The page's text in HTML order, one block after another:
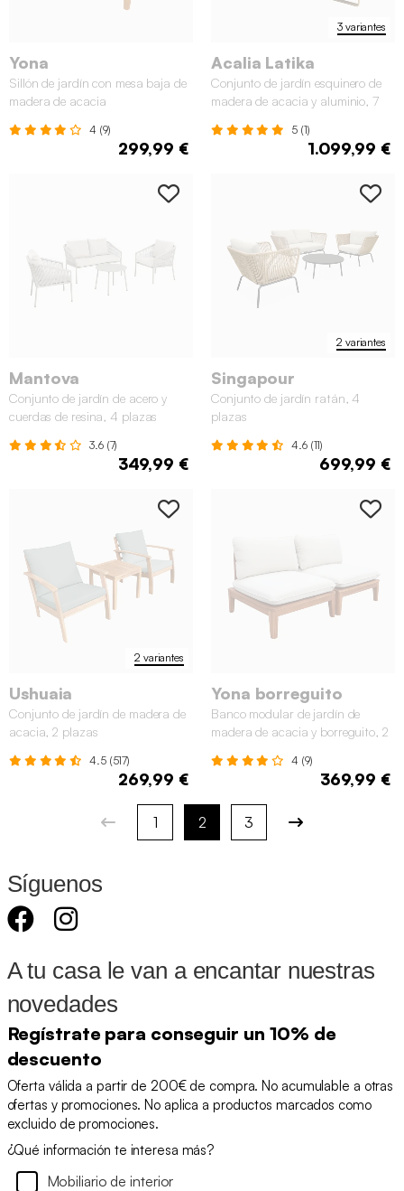
Yona
Sillón de jardín con mesa baja de
madera de acacia
4 (9)
299,99 €
3 variantes
Acalia Latika
Conjunto de jardín esquinero de
madera de acacia y aluminio, 7
5 (1)
1.099,99 €
Mantova
Conjunto de jardín de acero y
cuerdas de resina, 4 plazas
3.6 (7)
349,99 €
2 variantes
Singapour
Conjunto de jardín ratán, 4
plazas
4.6 (11)
699,99 €
2 variantes
Ushuaia
Conjunto de jardín de madera de
acacia, 2 plazas
4.5 (517)
269,99 €
Yona borreguito
Banco modular de jardín de
madera de acacia y borreguito, 2
4 (9)
369,99 €
1 2 3
Síguenos
A tu casa le van a encantar nuestras
novedades
Regístrate para conseguir un 10% de
descuento
Oferta válida a partir de 200€ de compra. No acumulable a otras
ofertas y promociones. No aplica a productos marcados como
excluido de promociones.
¿Qué información te interesa más?
Mobiliario de interior